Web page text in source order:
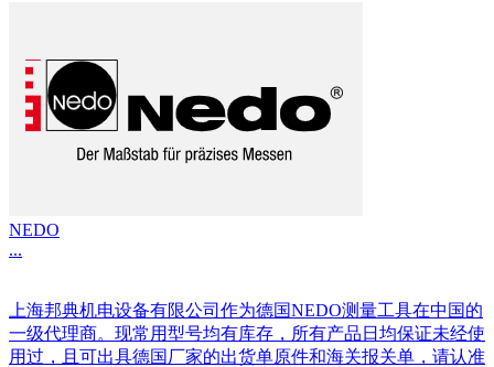
NEDO
...
上海邦典机电设备有限公司作为德国NEDO测量工具在中国的
一级代理商。现常用型号均有库存，所有产品日均保证未经使
用过，且可出具德国厂家的出货单原件和海关报关单，请认准